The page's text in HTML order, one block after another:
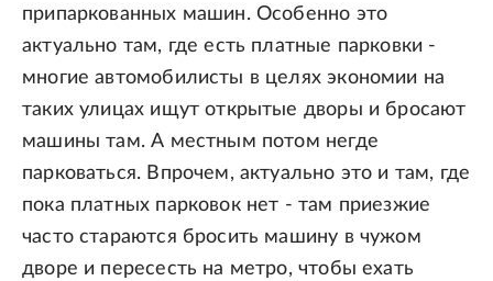
припаркованных машин. Особенно это
актуально там, где есть платные парковки -
многие автомобилисты в целях экономии на
таких улицах ищут открытые дворы и бросают
машины там. А местным потом негде
парковаться. Впрочем, актуально это и там, где
пока платных парковок нет - там приезжие
часто стараются бросить машину в чужом
дворе и пересесть на метро, чтобы ехать